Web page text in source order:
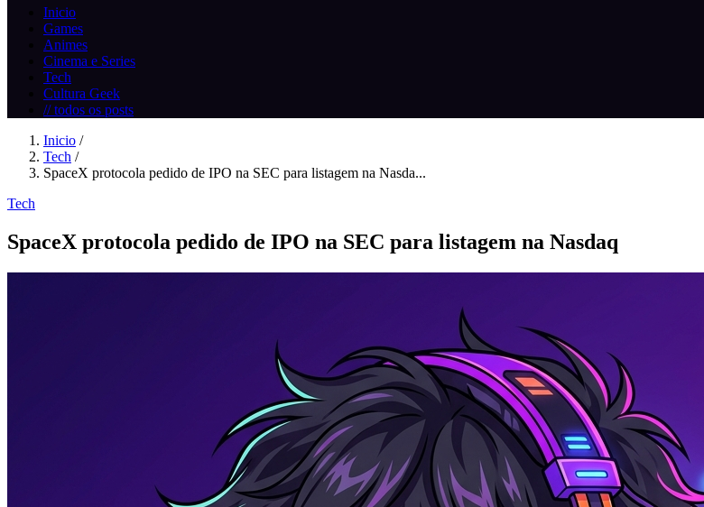
Inicio
Games
Animes
Cinema e Series
Tech
Cultura Geek
// todos os posts
Inicio /
Tech /
SpaceX protocola pedido de IPO na SEC para listagem na Nasda...
Tech
SpaceX protocola pedido de IPO na SEC para listagem na Nasdaq